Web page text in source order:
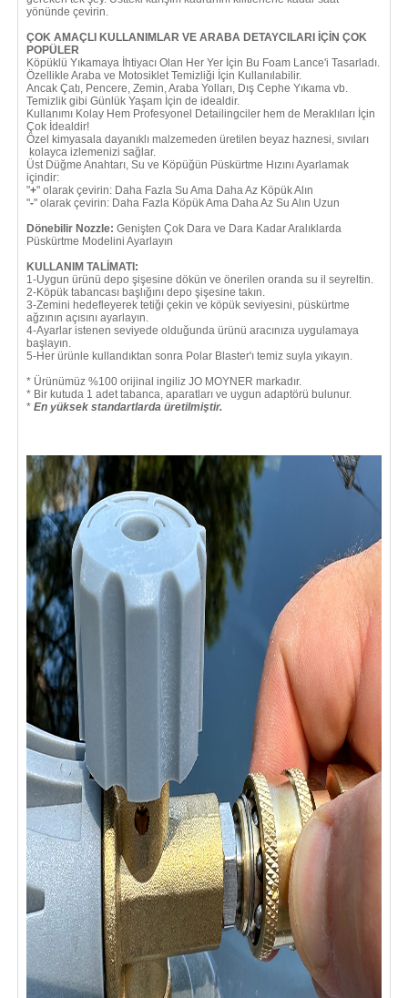
yönünde çevirin.
ÇOK AMAÇLI KULLANIMLAR VE ARABA DETAYCILARI İÇİN ÇOK
POPÜLER
Köpüklü Yıkamaya İhtiyacı Olan Her Yer İçin Bu Foam Lance'i Tasarladı.
Özellikle Araba ve Motosiklet Temizliği İçin Kullanılabilir.
Ancak Çatı, Pencere, Zemin, Araba Yolları, Dış Cephe Yıkama vb.
Temizlik gibi Günlük Yaşam İçin de idealdir.
Kullanımı Kolay Hem Profesyonel Detailingciler hem de Meraklıları İçin
Çok İdealdir!
Özel kimyasala dayanıklı malzemeden üretilen beyaz haznesi, sıvıları
kolayca izlemenizi sağlar.
Üst Düğme Anahtarı, Su ve Köpüğün Püskürtme Hızını Ayarlamak
içindir:
"+" olarak çevirin: Daha Fazla Su Ama Daha Az Köpük Alın
"-" olarak çevirin: Daha Fazla Köpük Ama Daha Az Su Alın Uzun
Dönebilir Nozzle: Genişten Çok Dara ve Dara Kadar Aralıklarda
Püskürtme Modelini Ayarlayın
KULLANIM TALİMATI:
1-Uygun ürünü depo şişesine dökün ve önerilen oranda su il seyreltin.
2-Köpük tabancası başlığını depo şişesine takın.
3-Zemini hedefleyerek tetiği çekin ve köpük seviyesini, püskürtme
ağzının açısını ayarlayın.
4-Ayarlar istenen seviyede olduğunda ürünü aracınıza uygulamaya
başlayın.
5-Her ürünle kullandıktan sonra Polar Blaster'ı temiz suyla yıkayın.
* Ürünümüz %100 orijinal ingiliz JO MOYNER markadır.
* Bir kutuda 1 adet tabanca, aparatları ve uygun adaptörü bulunur.
* En yüksek standartlarda üretilmiştir.